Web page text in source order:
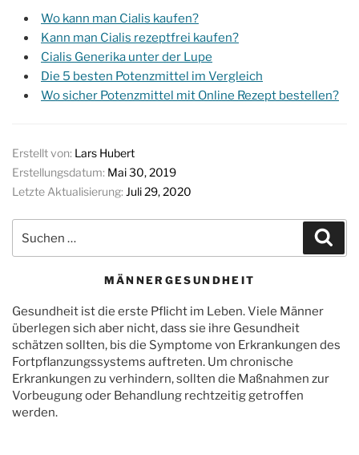
Wo kann man Cialis kaufen?
Kann man Cialis rezeptfrei kaufen?
Cialis Generika unter der Lupe
Die 5 besten Potenzmittel im Vergleich
Wo sicher Potenzmittel mit Online Rezept bestellen?
Erstellt von: Lars Hubert
Erstellungsdatum: Mai 30, 2019
Letzte Aktualisierung: Juli 29, 2020
MÄNNERGESUNDHEIT
Gesundheit ist die erste Pflicht im Leben. Viele Männer
überlegen sich aber nicht, dass sie ihre Gesundheit
schätzen sollten, bis die Symptome von Erkrankungen des
Fortpflanzungssystems auftreten. Um chronische
Erkrankungen zu verhindern, sollten die Maßnahmen zur
Vorbeugung oder Behandlung rechtzeitig getroffen
werden.